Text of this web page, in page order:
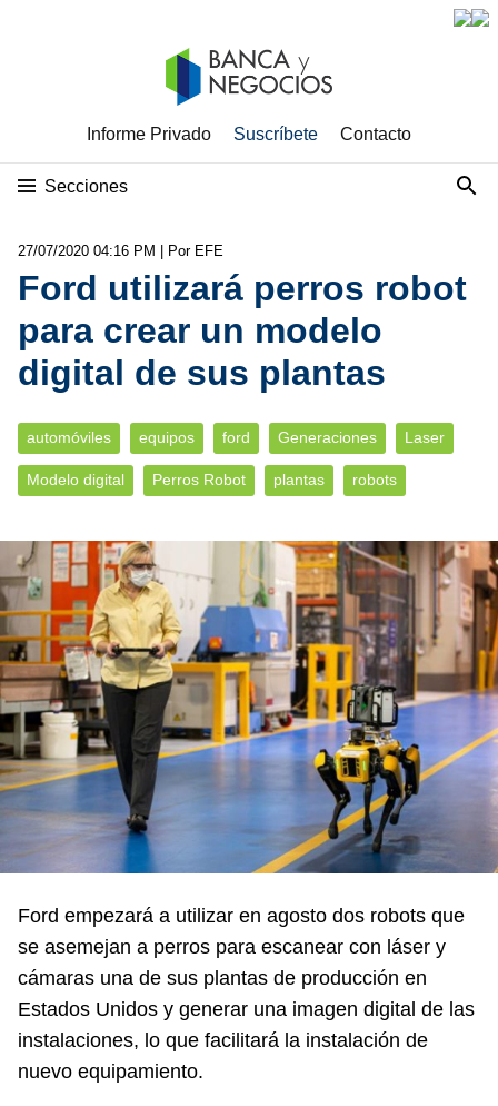
Informe Privado Suscríbete Contacto
Secciones
27/07/2020 04:16 PM | Por EFE
Ford utilizará perros robot
para crear un modelo
digital de sus plantas
automóviles equipos ford Generaciones Laser
Modelo digital Perros Robot plantas robots
Ford empezará a utilizar en agosto dos robots que
se asemejan a perros para escanear con láser y
cámaras una de sus plantas de producción en
Estados Unidos y generar una imagen digital de las
instalaciones, lo que facilitará la instalación de
nuevo equipamiento.